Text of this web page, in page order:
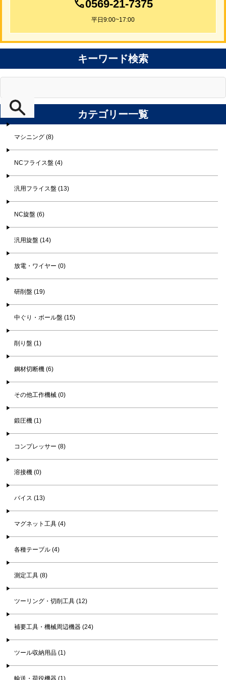
0569-21-7375
平日9:00~17:00
キーワード検索
カテゴリー一覧
マシニング (8)
NCフライス盤 (4)
汎用フライス盤 (13)
NC旋盤 (6)
汎用旋盤 (14)
放電・ワイヤー (0)
研削盤 (19)
中ぐり・ボール盤 (15)
削り盤 (1)
鋼材切断機 (6)
その他工作機械 (0)
鍛圧機 (1)
コンプレッサー (8)
溶接機 (0)
バイス (13)
マグネット工具 (4)
各種テーブル (4)
測定工具 (8)
ツーリング・切削工具 (12)
補要工具・機械周辺機器 (24)
ツール収納用品 (1)
輸送・荷役機器 (1)